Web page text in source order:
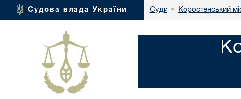
Судова влада України Суди • Коростенський